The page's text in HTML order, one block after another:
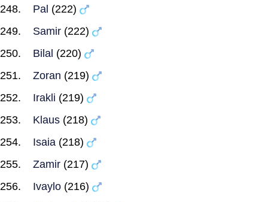
Pal (222)
Samir (222)
Bilal (220)
Zoran (219)
Irakli (219)
Klaus (218)
Isaia (218)
Zamir (217)
Ivaylo (216)